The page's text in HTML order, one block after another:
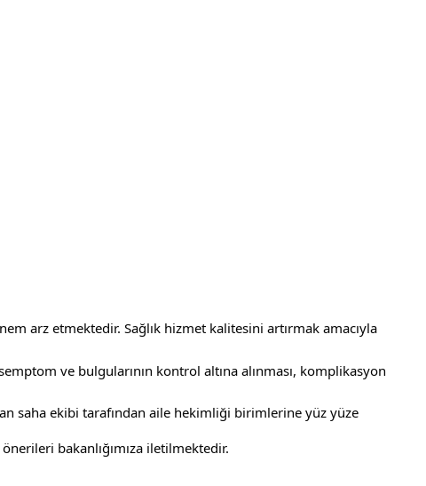
arz etmektedir. Sağlık hizmet kalitesini artırmak amacıyla
bakanlığımıza iletilmektedir.